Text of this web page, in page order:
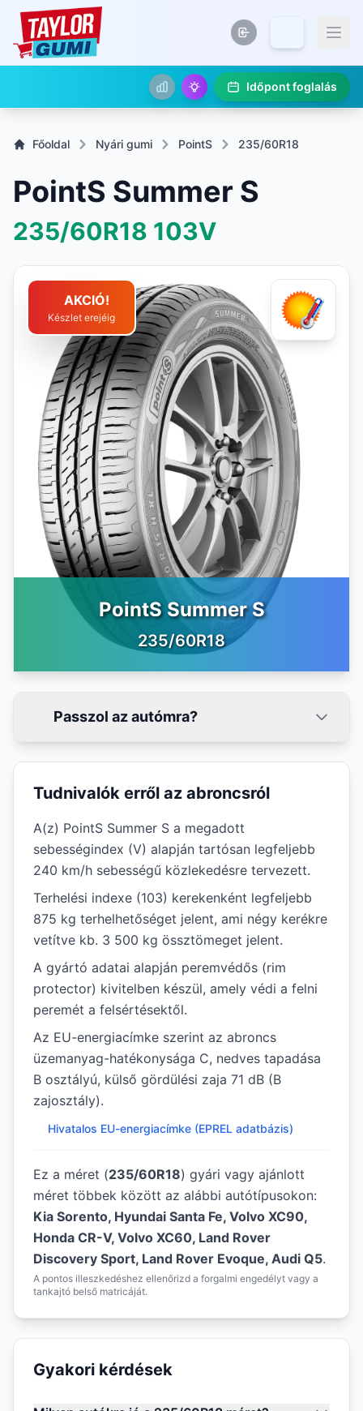
Időpont foglalás
Főoldal Nyári gumi PointS 235/60R18
PointS Summer S
235/60R18 103V
AKCIÓ!
Készlet erejéig
PointS Summer S
235/60R18
Passzol az autómra?
Tudnivalók erről az abroncsról
A(z) PointS Summer S a megadott
sebességindex (V) alapján tartósan legfeljebb
240 km/h sebességű közlekedésre tervezett.
Terhelési indexe (103) kerekenként legfeljebb
875 kg terhelhetőséget jelent, ami négy kerékre
vetítve kb. 3 500 kg össztömeget jelent.
A gyártó adatai alapján peremvédős (rim
protector) kivitelben készül, amely védi a felni
peremét a felsértésektől.
Az EU-energiacímke szerint az abroncs
üzemanyag-hatékonysága C, nedves tapadása
B osztályú, külső gördülési zaja 71 dB (B
zajosztály).
Hivatalos EU-energiacímke (EPREL adatbázis)
Ez a méret (235/60R18) gyári vagy ajánlott
méret többek között az alábbi autótípusokon:
Kia Sorento, Hyundai Santa Fe, Volvo XC90,
Honda CR-V, Volvo XC60, Land Rover
Discovery Sport, Land Rover Evoque, Audi Q5.
A pontos illeszkedéshez ellenőrizd a forgalmi engedélyt vagy a
tankajtó belső matricáját.
Gyakori kérdések